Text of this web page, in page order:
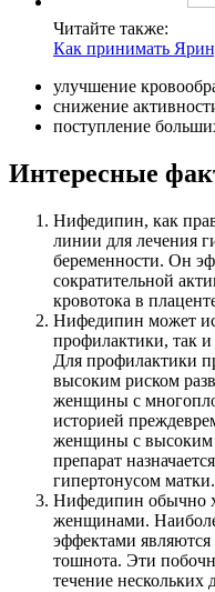
Читайте также:
Как принимать
улучшение
снижение
поступление
Интересные
Нифедипин, как
линии для лечения
беременности. Он
сократительной
кровотока в
Нифедипин может
профилактики, так и
Для профилактики
высоким риском
женщины с
историей
женщины с высоким
препарат
гипертонусом матки.
Нифедипин обычно
женщинами.
эффектами
тошнота. Эти
течение нескольких